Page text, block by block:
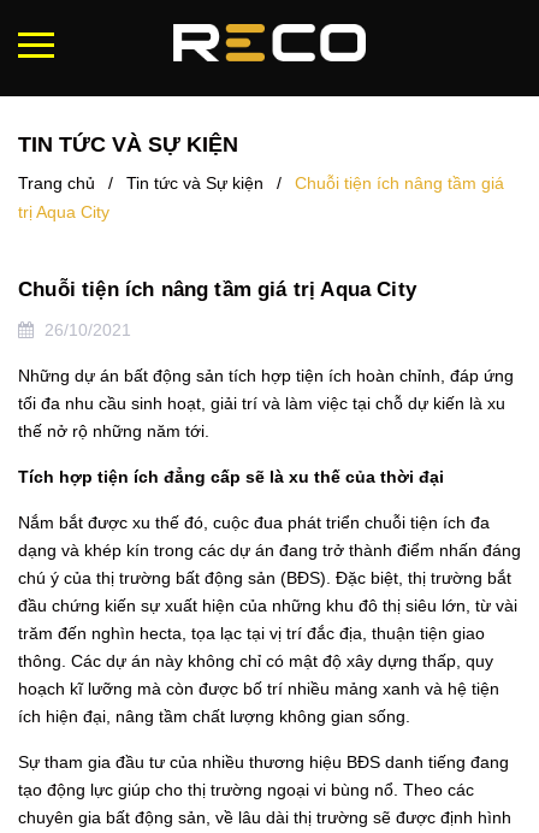
TIN TỨC VÀ SỰ KIỆN
Trang chủ / Tin tức và Sự kiện /
Chuỗi tiện ích nâng tầm giá
trị Aqua City
Chuỗi tiện ích nâng tầm giá trị Aqua City
26/10/2021
Những dự án bất động sản tích hợp tiện ích hoàn chỉnh, đáp ứng
tối đa nhu cầu sinh hoạt, giải trí và làm việc tại chỗ dự kiến là xu
thế nở rộ những năm tới.
Tích hợp tiện ích đẳng cấp sẽ là xu thế của thời đại
Nắm bắt được xu thế đó, cuộc đua phát triển chuỗi tiện ích đa
dạng và khép kín trong các dự án đang trở thành điểm nhấn đáng
chú ý của thị trường bất động sản (BĐS). Đặc biệt, thị trường bắt
đầu chứng kiến sự xuất hiện của những khu đô thị siêu lớn, từ vài
trăm đến nghìn hecta, tọa lạc tại vị trí đắc địa, thuận tiện giao
thông. Các dự án này không chỉ có mật độ xây dựng thấp, quy
hoạch kĩ lưỡng mà còn được bố trí nhiều mảng xanh và hệ tiện
ích hiện đại, nâng tầm chất lượng không gian sống.
Sự tham gia đầu tư của nhiều thương hiệu BĐS danh tiếng đang
tạo động lực giúp cho thị trường ngoại vi bùng nổ. Theo các
chuyên gia bất động sản, về lâu dài thị trường sẽ được định hình